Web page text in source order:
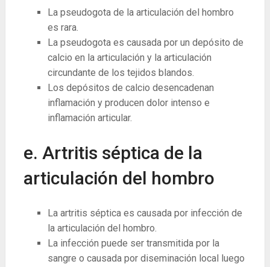
La pseudogota de la articulación del hombro
es rara.
La pseudogota es causada por un depósito de
calcio en la articulación y la articulación
circundante de los tejidos blandos.
Los depósitos de calcio desencadenan
inflamación y producen dolor intenso e
inflamación articular.
e. Artritis séptica de la
articulación del hombro
La artritis séptica es causada por infección de
la articulación del hombro.
La infección puede ser transmitida por la
sangre o causada por diseminación local luego